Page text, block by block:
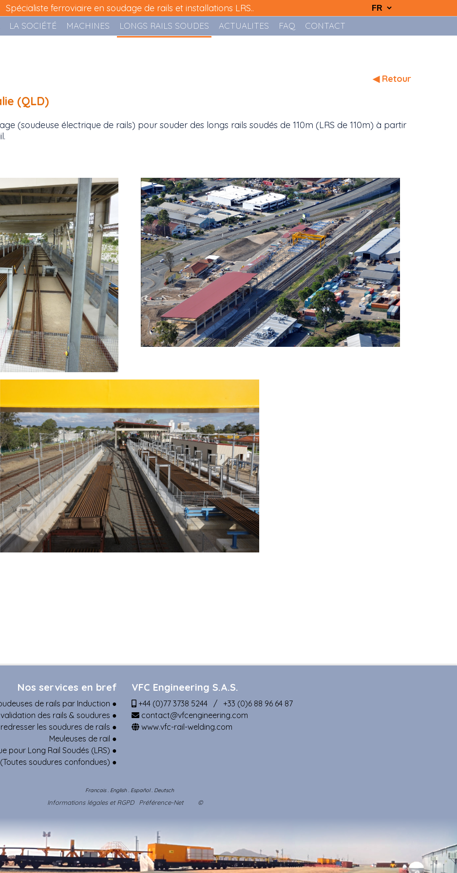
Spécialiste ferroviaire en soudage de rails et installations LRS..
LA SOCIÉTÉ MACHINES LONGS RAILS SOUDES ACTUALITES FAQ CONTACT
◀ Retour
(QLD)
(soudeuse électrique de rails) pour souder des longs rails soudés de 110m (LRS de 110m) à partir
Nos services en bref
de rails par Induction ●
des rails & soudures ●
les soudures de rails ●
Meuleuses de rail ●
pour Long Rail Soudés (LRS) ●
soudures confondues) ●
VFC Engineering S.A.S.
+44 (0)77 3738 5244 / +33 (0)6 88 96 64 87
contact@vfcengineering.com
www.vfc-rail-welding.com
Francais. English. Español. Deutsch
Informations légales et RGPD Préférence-Net ©